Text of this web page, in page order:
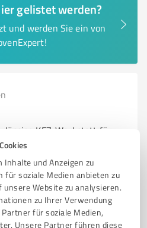
Inhalte und Anzeigen zu
für soziale Medien anbieten zu
Website zu analysieren.
zu Ihrer Verwendung
für soziale Medien,
Unsere Partner führen diese
gelistet werden?
und werden Sie ein von
KFZ-Werkstatt für
BAUMASCHINEN ERSATZTEILE
Uedem